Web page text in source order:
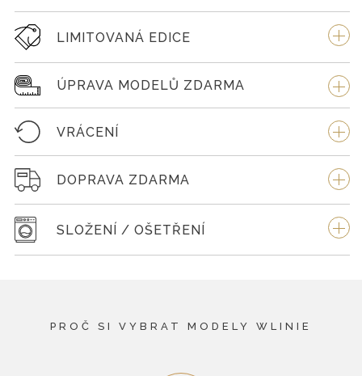
LIMITOVANÁ EDICE
ÚPRAVA MODELŮ ZDARMA
VRÁCENÍ
DOPRAVA ZDARMA
SLOŽENÍ / OŠETŘENÍ
PROČ SI VYBRAT MODELY WLINIE